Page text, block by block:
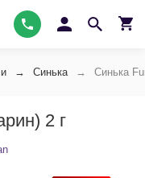
Синька Синька
2 г